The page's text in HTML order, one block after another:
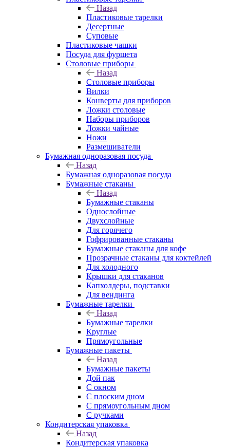
Назад
Пластиковые тарелки
Десертные
Суповые
Пластиковые чашки
Посуда для фуршета
Столовые приборы
Назад
Столовые приборы
Вилки
Конверты для приборов
Ложки столовые
Наборы приборов
Ложки чайные
Ножи
Размешиватели
Бумажная одноразовая посуда
Назад
Бумажная одноразовая посуда
Бумажные стаканы
Назад
Бумажные стаканы
Однослойные
Двухслойные
Для горячего
Гофрированные стаканы
Бумажные стаканы для кофе
Прозрачные стаканы для коктейлей
Для холодного
Крышки для стаканов
Капхолдеры, подставки
Для вендинга
Бумажные тарелки
Назад
Бумажные тарелки
Круглые
Прямоугольные
Бумажные пакеты
Назад
Бумажные пакеты
Дой пак
С окном
С плоским дном
С прямоугольным дном
С ручками
Кондитерская упаковка
Назад
Кондитерская упаковка